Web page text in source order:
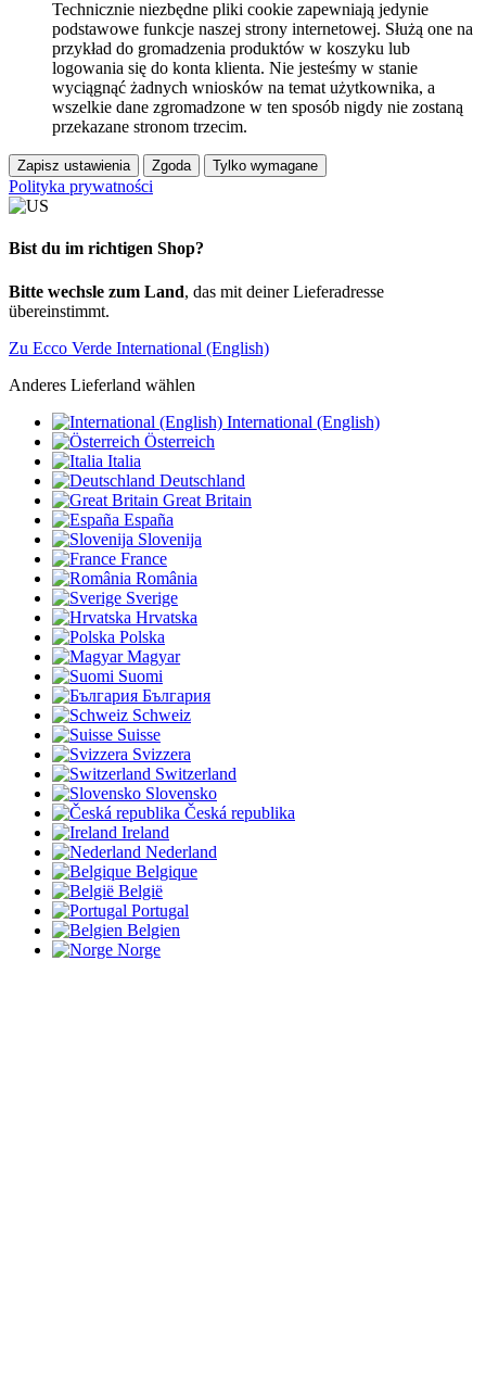
Technicznie niezbędne pliki cookie zapewniają jedynie
podstawowe funkcje naszej strony internetowej. Służą one na
przykład do gromadzenia produktów w koszyku lub
logowania się do konta klienta. Nie jesteśmy w stanie
wyciągnąć żadnych wniosków na temat użytkownika, a
wszelkie dane zgromadzone w ten sposób nigdy nie zostaną
przekazane stronom trzecim.
Zapisz ustawienia Zgoda Tylko wymagane
Polityka prywatności
Bist du im richtigen Shop?
Bitte wechsle zum Land, das mit deiner Lieferadresse
übereinstimmt.
Zu Ecco Verde International (English)
Anderes Lieferland wählen
International (English)
Österreich
Italia
Deutschland
Great Britain
España
Slovenija
France
România
Sverige
Hrvatska
Polska
Magyar
Suomi
България
Schweiz
Suisse
Svizzera
Switzerland
Slovensko
Česká republika
Ireland
Nederland
Belgique
België
Portugal
Belgien
Norge